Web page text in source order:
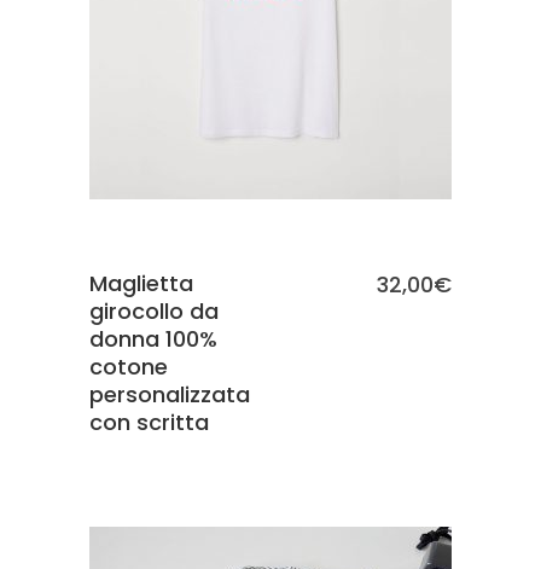
Maglietta
girocollo da
donna 100%
cotone
personalizzata
con scritta
32,00€